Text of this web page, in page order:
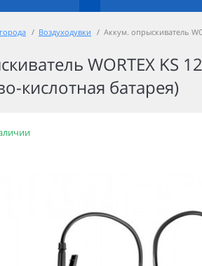
Воздуходувки Аккум. опрыскиватель
WORTEX KS
кислотная батарея)